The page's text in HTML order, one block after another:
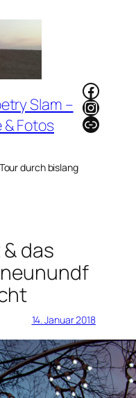
Slam –
Fotos
durch bislang
Link
das
14. Januar 2018